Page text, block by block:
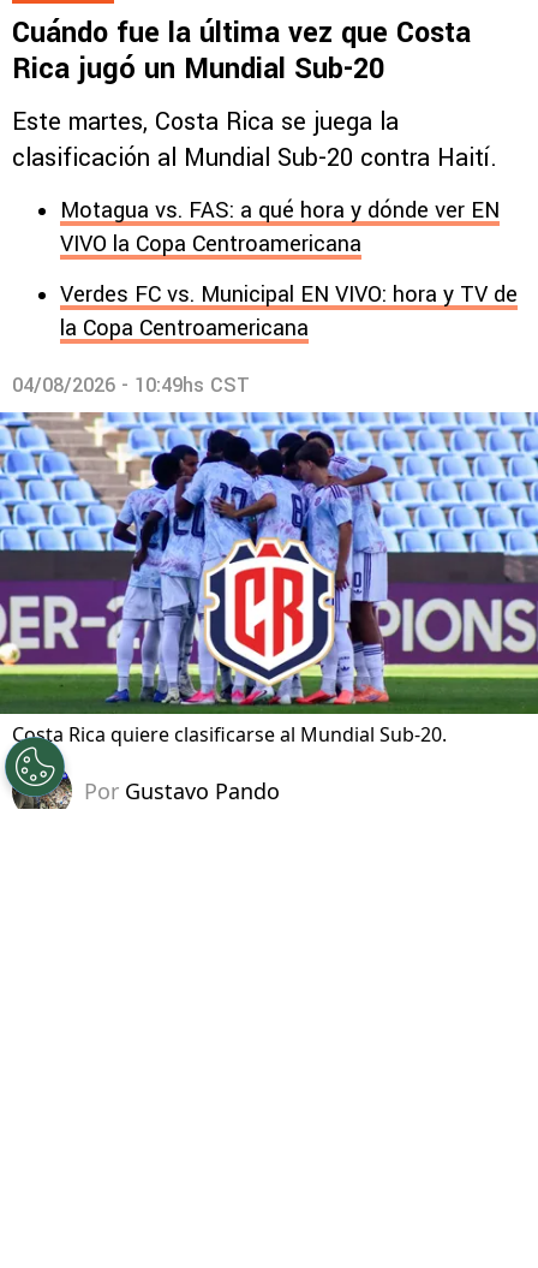
Cuándo fue la última vez que Costa
Rica jugó un Mundial Sub-20
Este martes, Costa Rica se juega la
clasificación al Mundial Sub-20 contra Haití.
Motagua vs. FAS: a qué hora y dónde ver EN
VIVO la Copa Centroamericana
Verdes FC vs. Municipal EN VIVO: hora y TV de
la Copa Centroamericana
04/08/2026 - 10:49hs CST
Costa Rica quiere clasificarse al Mundial Sub-20.
Por Gustavo Pando